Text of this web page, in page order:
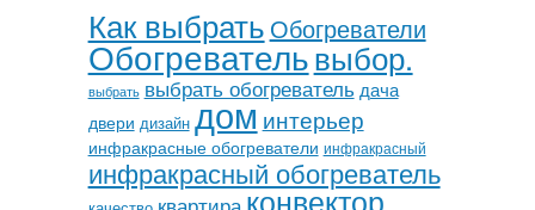
Как выбрать Обогреватели
Обогревательвыбор.
выбрать выбрать обогреватель дача
двери дизайн дом интерьер
инфракрасные обогреватели инфракрасный
инфракрасный обогреватель
конвектор